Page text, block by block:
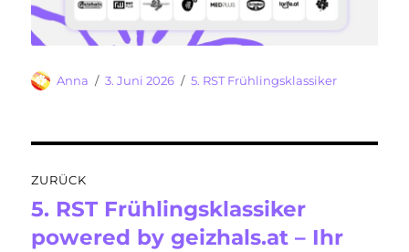
Autor
Anna
Veröffentlicht
3. Juni 2026 Kategorien
5. RST Frühlingsklassiker
ZURÜCK
Vorheriger
Beitrag:
5. RST Frühlingsklassiker
powered by geizhals.at – Ihr